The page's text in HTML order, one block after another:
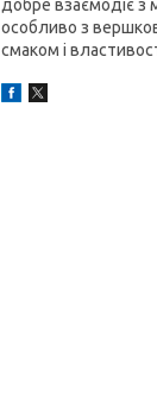
добре взаємодіє
особливо з
смаком і